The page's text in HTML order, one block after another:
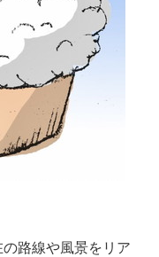
路線や風景をリア